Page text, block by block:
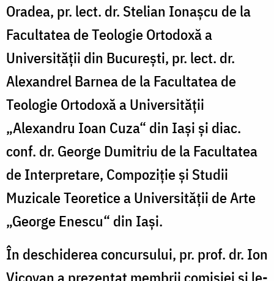
Oradea, pr. lect. dr. Stelian Ionaşcu de la
Facultatea de Teologie Ortodoxă a
Universităţii din Bucureşti, pr. lect. dr.
Alexandrel Barnea de la Facultatea de
Teologie Ortodoxă a Universităţii
„Alexandru Ioan Cuza“ din Iaşi şi diac.
conf. dr. George Dumitriu de la Facultatea
de Interpretare, Compoziţie şi Studii
Muzicale Teoretice a Universităţii de Arte
„George Enescu“ din Iaşi.
În deschiderea concursului, pr. prof. dr. Ion